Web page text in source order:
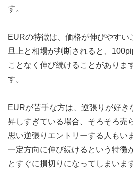
す。
EURの特徴は、価格が伸びやすい
旦上と相場が判断されると、
ことなく伸び続けることがありま
す。
EURが苦手な方は、逆張りが好き
昇しすぎている場合、そろそろ売
思い逆張りエントリーする人もい
一定方向に伸び続けるという特徴
とすぐに損切りになってしまいま